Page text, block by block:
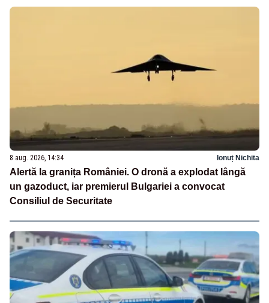
8 aug. 2026, 14:34 Ionuț Nichita
Alertă la granița României. O dronă a explodat lângă
un gazoduct, iar premierul Bulgariei a convocat
Consiliul de Securitate